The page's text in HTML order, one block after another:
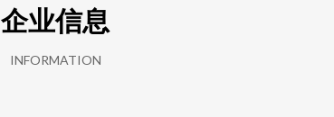
企业信息
INFORMATION